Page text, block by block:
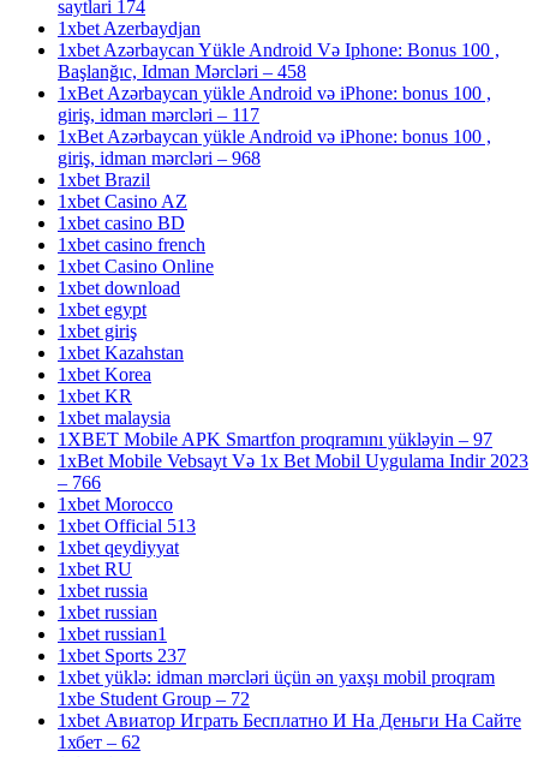
saytlari 174
1xbet Azerbaydjan
1xbet Azərbaycan Yükle Android Və Iphone: Bonus 100 ,
Başlanğıc, Idman Mərcləri – 458
1xBet Azərbaycan yükle Android və iPhone: bonus 100 ,
giriş, idman mərcləri – 117
1xBet Azərbaycan yükle Android və iPhone: bonus 100 ,
giriş, idman mərcləri – 968
1xbet Brazil
1xbet Casino AZ
1xbet casino BD
1xbet casino french
1xbet Casino Online
1xbet download
1xbet egypt
1xbet giriş
1xbet Kazahstan
1xbet Korea
1xbet KR
1xbet malaysia
1XBET Mobile APK Smartfon proqramını yükləyin – 97
1xBet Mobile Vebsayt Və 1x Bet Mobil Uygulama Indir 2023
– 766
1xbet Morocco
1xbet Official 513
1xbet qeydiyyat
1xbet RU
1xbet russia
1xbet russian
1xbet russian1
1xbet Sports 237
1xbet yüklə: idman mərcləri üçün ən yaxşı mobil proqram
1xbe Student Group – 72
1xbet Авиатор Играть Бесплатно И На Деньги На Сайте
1хбет – 62